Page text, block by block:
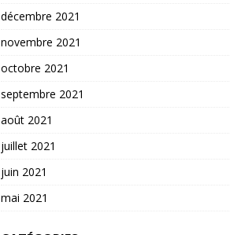
décembre 2021
novembre 2021
octobre 2021
septembre 2021
août 2021
juillet 2021
juin 2021
mai 2021